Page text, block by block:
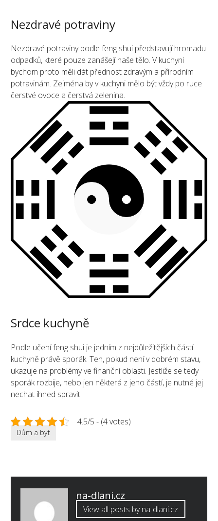
Nezdravé potraviny
Nezdravé potraviny podle feng shui představují hromadu
odpadků, které pouze zanášejí naše tělo. V kuchyni
bychom proto měli dát přednost zdravým a přírodním
potravinám. Zejména by v kuchyni mělo být vždy po ruce
čerstvé ovoce a čerstvá zelenina.
Srdce kuchyně
Podle učení feng shui je jedním z nejdůležitějších částí
kuchyně právě sporák. Ten, pokud není v dobrém stavu,
ukazuje na problémy ve finanční oblasti. Jestliže se tedy
sporák rozbije, nebo jen některá z jeho částí, je nutné jej
nechat ihned spravit.
4.5/5 - (4 votes)
Dům a byt
Published
by
na-dlani.cz
View all posts by na-dlani.cz